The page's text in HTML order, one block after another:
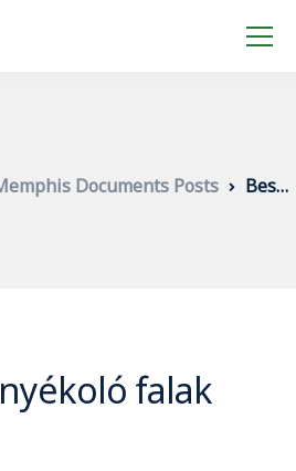
Documents Posts Beszerzési igény_Zajárnyékoló falak
falak